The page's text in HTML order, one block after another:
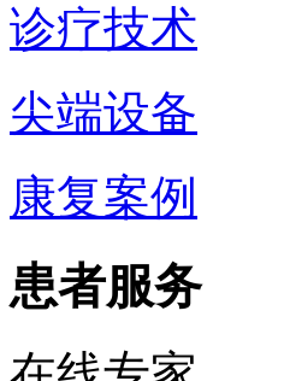
诊疗技术
尖端设备
康复案例
患者服务